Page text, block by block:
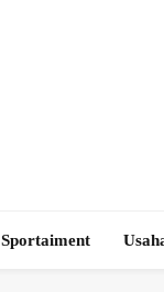
Sportaiment